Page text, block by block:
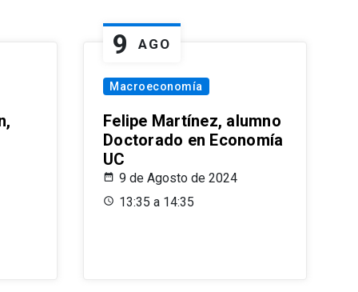
9 AGO
Macroeconomía
Felipe Martínez, alumno
Doctorado en Economía
UC
9 de Agosto de 2024
13:35 a 14:35